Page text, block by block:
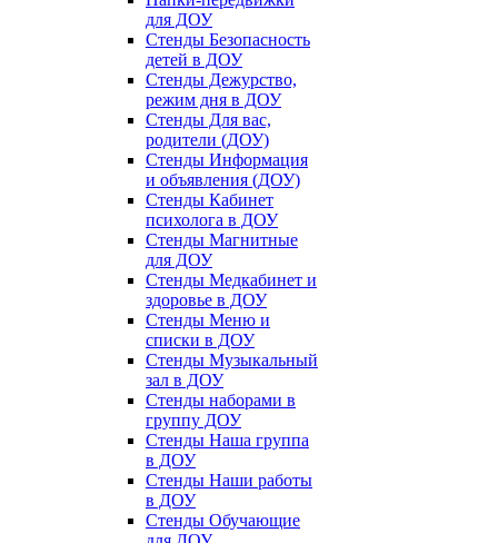
для ДОУ
Стенды Безопасность
детей в ДОУ
Стенды Дежурство,
режим дня в ДОУ
Стенды Для вас,
родители (ДОУ)
Стенды Информация
и объявления (ДОУ)
Стенды Кабинет
психолога в ДОУ
Стенды Магнитные
для ДОУ
Стенды Медкабинет и
здоровье в ДОУ
Стенды Меню и
списки в ДОУ
Стенды Музыкальный
зал в ДОУ
Стенды наборами в
группу ДОУ
Стенды Наша группа
в ДОУ
Стенды Наши работы
в ДОУ
Стенды Обучающие